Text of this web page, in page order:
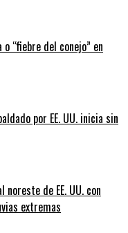
“fiebre del conejo” en
por EE. UU. inicia sin
de EE. UU. con
extremas